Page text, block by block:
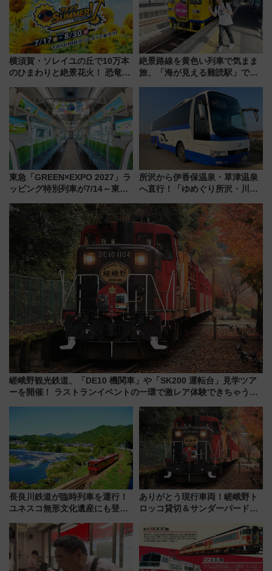
横須賀・ソレイユの丘で10万本
のひまわりと絶景花火！ 恐竜や
帰りお出かけ最新情報（2026年
7月17日～開催）
絶景路線を黄色い列車で気まま
旅、「海が見える難読駅」で幸
「新・鉄道ひとり旅」279回目
の舞台は「島原鉄道」
東急「GREEN×EXPO 2027」ラ
ッピング特別列車が7/14～東
ー！ 注目の編成やデザインまと
め
所沢から伊香保温泉・草津温泉
へ直行！「ゆめぐり所沢・川越
軽に 運行ダイヤ・運賃を解説
嵯峨野観光鉄道、「DE10 機関車」や「SK200 運転台」見学ツア
ーを開催！ ラストランイベントの一環で激レア体験できちゃうか
長良川鉄道が臨時列車を運行！
ユネスコ無形文化遺産にも登録
に 乗車には予約が必要
ありがとう現行車両！嵯峨野ト
ロッコ貸切＆サンダーバードレ
斉藤雪乃＆福原トシヒロと行
く！9月13日「京都の鉄道満喫
ツアー」開催